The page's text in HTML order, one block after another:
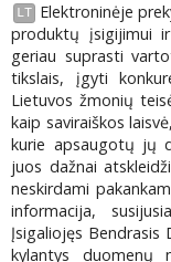
LT
Elektroninėje
produktų įsigijimui
geriau suprasti
tikslais, įgyti
Lietuvos žmonių
kaip saviraiškos
kurie apsaugotų jų
juos dažnai
neskirdami
informacija,
Įsigaliojęs Bendrasis
kylantys duomenų